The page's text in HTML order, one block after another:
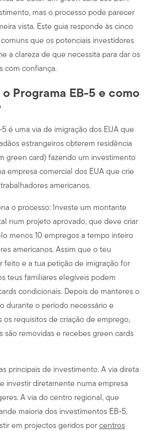
mas o processo pode parecer
vista. Este guia responde às cinco
que os potenciais investidores
a clareza de que necessita para dar os
com confiança.
o Programa EB-5 e como
é uma via de imigração dos EUA que
estrangeiros obterem residência
green card) fazendo um investimento
empresa comercial dos EUA que crie
americanos.
o processo: Investe um montante
num projeto aprovado, que deve criar
menos 10 empregos a tempo inteiro
americanos. Assim que o teu
feito e a tua petição de imigração for
teus familiares elegíveis podem
condicionais. Depois de manteres o
durante o período necessário e
os requisitos de criação de emprego,
são removidas e recebes green cards
principais de investimento. A via direta
investir diretamente numa empresa
A via do centro regional, que
maioria dos investimentos EB-5,
em projectos geridos por centros